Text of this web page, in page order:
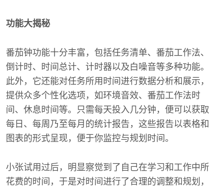
功能大揭秘
番茄钟功能十分丰富，包括任务清单、番茄工作法、
倒计时、时间总计、计时器以及白噪音等多种功能。
此外，它还能对任务所用时间进行数据分析和展示，
提供众多个性化选项，如环境音效、番茄工作法时
间、休息时间等。只需每天投入几分钟，便可以获取
每日、每周乃至每月的统计报告，这些报告以表格和
图表的形式呈现，便于你监控与规划时间。
小张试用过后，明显察觉到了自己在学习和工作中所
花费的时间，于是对时间进行了合理的调整和规划，